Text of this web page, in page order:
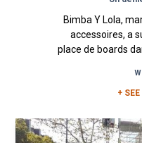
Bimba Y Lola,
accessoires, a
place de boards
+